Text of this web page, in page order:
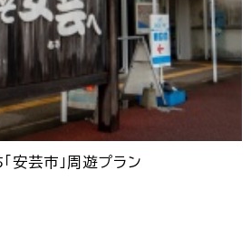
安芸市」周遊プラン